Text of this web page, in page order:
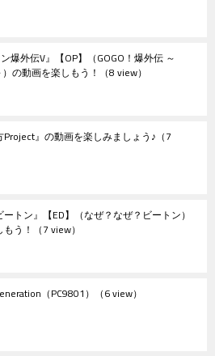
爆外伝V』【OP】（GOGO！爆外伝 ～
の動画を楽しもう！ （8 view）
』の動画を楽しみましょう♪ （7
ートン』【ED】（なぜ？なぜ？ビートン）
う！ （7 view）
（PC9801） （6 view）